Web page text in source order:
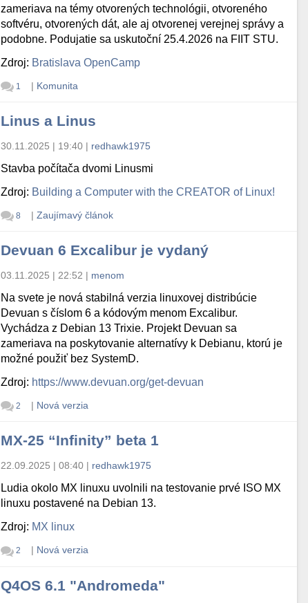
zameriava na témy otvorených technológii, otvoreného
softvéru, otvorených dát, ale aj otvorenej verejnej správy a
podobne. Podujatie sa uskutoční 25.4.2026 na FIIT STU.
Zdroj: Bratislava OpenCamp
1 | Komunita
Linus a Linus
30.11.2025 | 19:40 | redhawk1975
Stavba počítača dvomi Linusmi
Zdroj: Building a Computer with the CREATOR of Linux!
8 | Zaujímavý článok
Devuan 6 Excalibur je vydaný
03.11.2025 | 22:52 | menom
Na svete je nová stabilná verzia linuxovej distribúcie
Devuan s číslom 6 a kódovým menom Excalibur.
Vychádza z Debian 13 Trixie. Projekt Devuan sa
zameriava na poskytovanie alternatívy k Debianu, ktorú je
možné použiť bez SystemD.
Zdroj: https://www.devuan.org/get-devuan
2 | Nová verzia
MX-25 “Infinity” beta 1
22.09.2025 | 08:40 | redhawk1975
Ludia okolo MX linuxu uvolnili na testovanie prvé ISO MX
linuxu postavené na Debian 13.
Zdroj: MX linux
2 | Nová verzia
Q4OS 6.1 "Andromeda"